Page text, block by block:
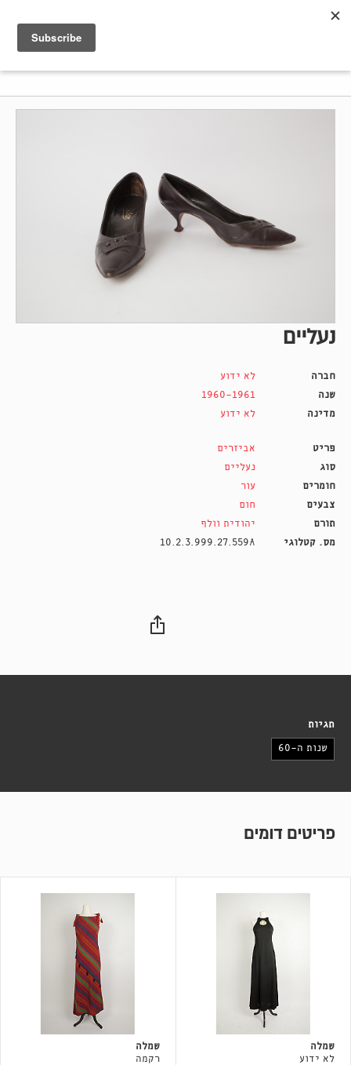
נעליים
חברה
לא ידוע
שנה
1960-1961
מדינה
לא ידוע
פריט
אביזרים
סוג
נעליים
חומרים
עור
צבעים
חום
תורם
יהודית וולף
מס. קטלוגי
10.2.3.999.27.559A
תגיות
שנות ה-60
פריטים דומים
שמלה
לא ידוע
שמלה
רקמה